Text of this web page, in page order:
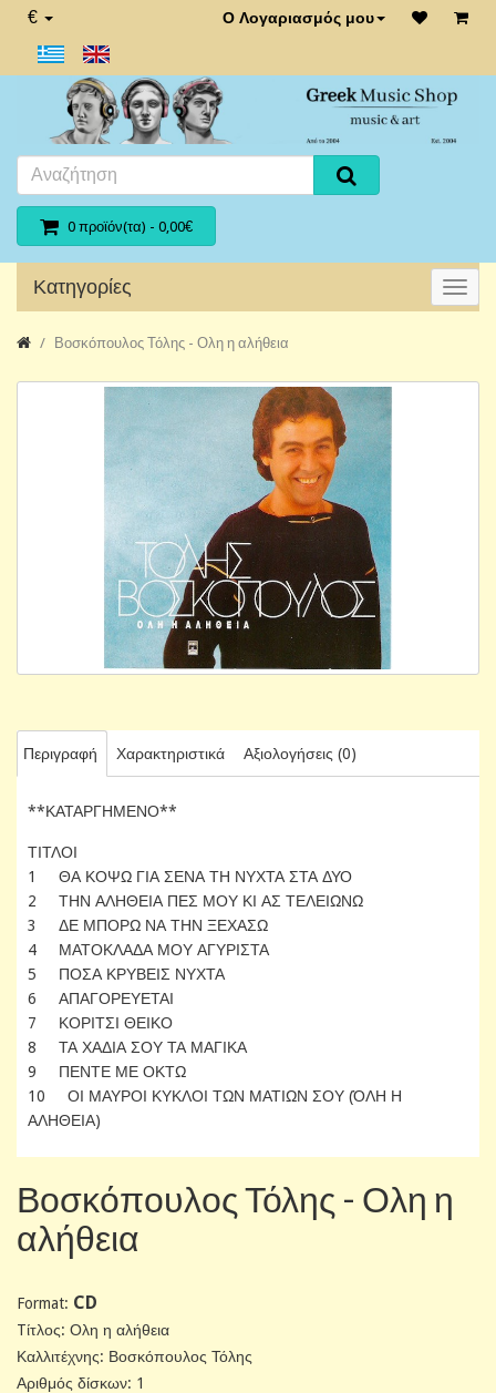
€ Ο Λογαριασμός μου
0 προϊόν(τα) - 0,00€
Κατηγορίες
Βοσκόπουλος Τόλης - Ολη η αλήθεια
Περιγραφή Χαρακτηριστικά Αξιολογήσεις (0)
**ΚΑΤΑΡΓΗΜΕΝΟ**
ΤΙΤΛΟΙ
1 ΘΑ ΚΟΨΩ ΓΙΑ ΣΕΝΑ ΤΗ ΝΥΧΤΑ ΣΤΑ ΔΥΟ
2 ΤΗΝ ΑΛΗΘΕΙΑ ΠΕΣ ΜΟΥ ΚΙ ΑΣ ΤΕΛΕΙΩΝΩ
3 ΔΕ ΜΠΟΡΩ ΝΑ ΤΗΝ ΞΕΧΑΣΩ
4 ΜΑΤΟΚΛΑΔΑ ΜΟΥ ΑΓΥΡΙΣΤΑ
5 ΠΟΣΑ ΚΡΥΒΕΙΣ ΝΥΧΤΑ
6 ΑΠΑΓΟΡΕΥΕΤΑΙ
7 ΚΟΡΙΤΣΙ ΘΕΙΚΟ
8 ΤΑ ΧΑΔΙΑ ΣΟΥ ΤΑ ΜΑΓΙΚΑ
9 ΠΕΝΤΕ ΜΕ ΟΚΤΩ
10 ΟΙ ΜΑΥΡΟΙ ΚΥΚΛΟΙ ΤΩΝ ΜΑΤΙΩΝ ΣΟΥ (ΌΛΗ Η
ΑΛΗΘΕΙΑ)
Βοσκόπουλος Τόλης - Ολη η
αλήθεια
Format: CD
Tίτλος: Ολη η αλήθεια
Καλλιτέχνης: Βοσκόπουλος Τόλης
Αριθμός δίσκων: 1